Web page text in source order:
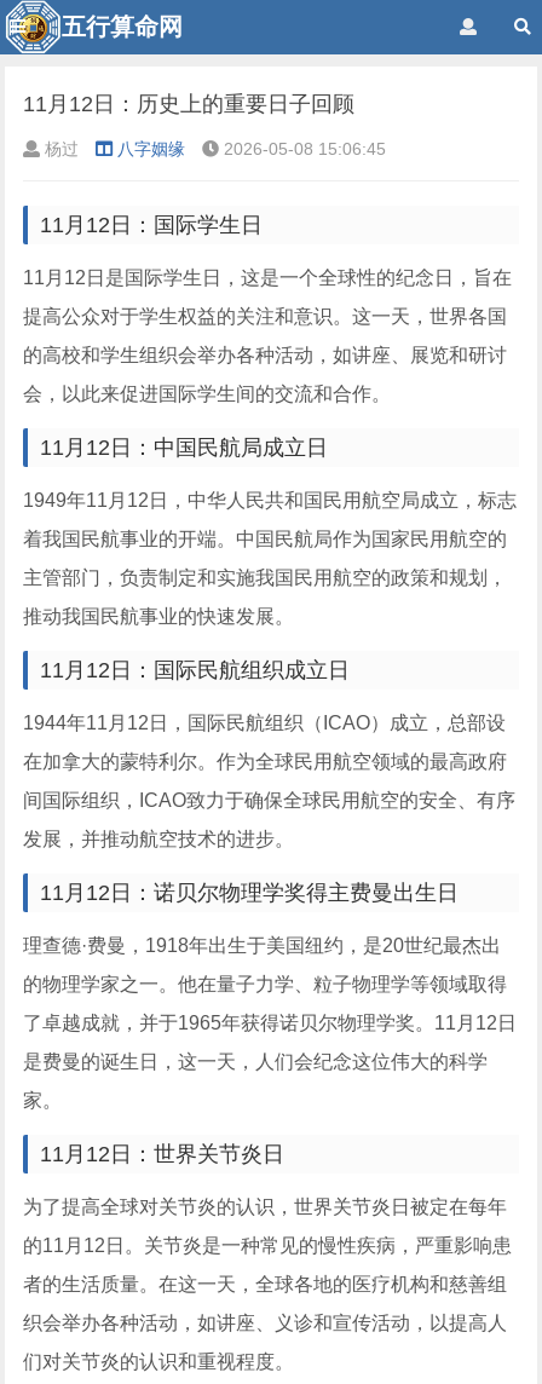
五行算命网
11月12日：历史上的重要日子回顾
杨过 八字姻缘 2026-05-08 15:06:45
11月12日：国际学生日
11月12日是国际学生日，这是一个全球性的纪念日，旨在
提高公众对于学生权益的关注和意识。这一天，世界各国
的高校和学生组织会举办各种活动，如讲座、展览和研讨
会，以此来促进国际学生间的交流和合作。
11月12日：中国民航局成立日
1949年11月12日，中华人民共和国民用航空局成立，标志
着我国民航事业的开端。中国民航局作为国家民用航空的
主管部门，负责制定和实施我国民用航空的政策和规划，
推动我国民航事业的快速发展。
11月12日：国际民航组织成立日
1944年11月12日，国际民航组织（ICAO）成立，总部设
在加拿大的蒙特利尔。作为全球民用航空领域的最高政府
间国际组织，ICAO致力于确保全球民用航空的安全、有序
发展，并推动航空技术的进步。
11月12日：诺贝尔物理学奖得主费曼出生日
理查德·费曼，1918年出生于美国纽约，是20世纪最杰出
的物理学家之一。他在量子力学、粒子物理学等领域取得
了卓越成就，并于1965年获得诺贝尔物理学奖。11月12日
是费曼的诞生日，这一天，人们会纪念这位伟大的科学
家。
11月12日：世界关节炎日
为了提高全球对关节炎的认识，世界关节炎日被定在每年
的11月12日。关节炎是一种常见的慢性疾病，严重影响患
者的生活质量。在这一天，全球各地的医疗机构和慈善组
织会举办各种活动，如讲座、义诊和宣传活动，以提高人
们对关节炎的认识和重视程度。